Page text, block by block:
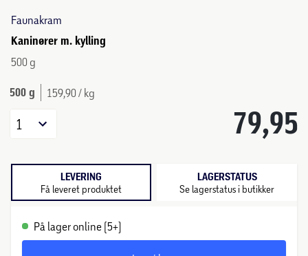
Faunakram
Kaninører m. kylling
500 g
500 g 159,90 / kg
79,95
1
LEVERING
Få leveret produktet
LAGERSTATUS
Se lagerstatus i butikker
På lager online (5+)